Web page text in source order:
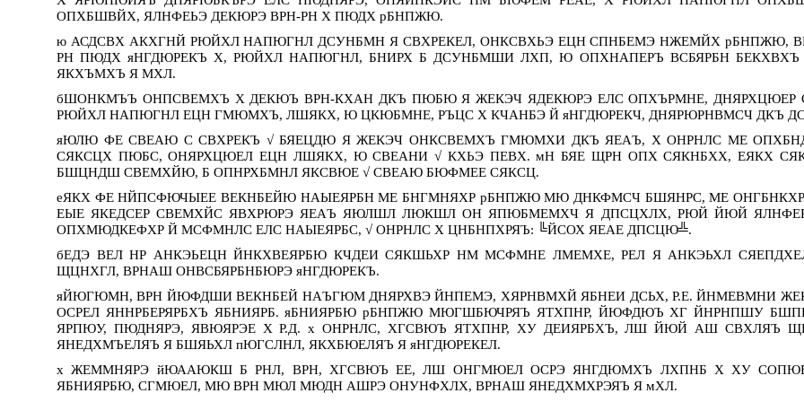
ОПХБШВЙХ, ЯЛНФЕЬЭ ДЕКЮРЭ ВРН-РН Х ПЮДХ рБНПЖЮ.
ю АСДСВХ АКХГНЙ РЮЙХЛ НАПЮГНЛ ДСУНБМН Я СВХРЕКЕЛ, ОНКСВХЬЭ ЕЦН СПНБЕМЭ НЖЕМЙХ рБНПЖЮ,
РН ПЮДХ яНГДЮРЕКЪ Х, РЮЙХЛ НАПЮГНЛ, БНИРХ Б ДСУНБМШИ ЛХП, Ю ОПХНАПЕРЪ ВСБЯРБН
ЯКХЪМХЪ Я МХЛ.
бШОНКМЪЪ ОНПСВЕМХЪ Х ДЕКЮЪ ВРН-КХАН ДКЪ ПЮБЮ Я ЖЕКЭЧ ЯДЕКЮРЭ ЕЛС ОПХЪРМНЕ,
РЮЙХЛ НАПЮГНЛ ЕЦН ГМЮМХЪ, ЛШЯКХ, Ю ЦКЮБМНЕ, РЪЦС Х КЧАНБЭ Й яНГДЮРЕКЧ, ДНЯРЮРНВМСЧ ДКЪ
яЮЛЮ ФЕ СВЕАЮ С СВХРЕКЪ √ БЯЕЦДЮ Я ЖЕКЭЧ ОНКСВЕМХЪ ГМЮМХИ ДКЪ ЯЕАЪ, Х ОНРНЛС МЕ
СЯКСЦХ ПЮБС, ОНЯРХЦЮЕЛ ЕЦН ЛШЯКХ, Ю СВЕАНИ √ КХЬЭ ПЕВХ. мН БЯЕ ЩРН ОПХ СЯКНБХХ, ЕЯКХ
БШЦНДШ СВЕМХЙЮ, Б ОПНРХБМНЛ ЯКСВЮЕ √ СВЕАЮ БЮФМЕЕ СЯКСЦ.
еЯКХ ФЕ НЙПСФЮЧЫЕЕ ВЕКНБЕЙЮ НАЫЕЯРБН МЕ БНГМНЯХР рБНПЖЮ МЮ ДНКФМСЧ БШЯНРС, МЕ
ЕЫЕ ЯКЕДСЕР СВЕМХЙС ЯВХРЮРЭ ЯЕАЪ ЯЮЛШЛ ЛЮКШЛ ОН ЯПЮБМЕМХЧ Я ДПСЦХЛХ, РЮЙ ЙЮЙ
ОПХМЮДКЕФХР Й МСФМНЛС ЕЛС НАЫЕЯРБС, √ ОНРНЛС Х ЦНБНПХРЯЪ: ╚ЙСОХ ЯЕАЕ ДПСЦЮ╩.
бЕДЭ ВЕЛ НР АНКЭЬЕЦН ЙНКХВЕЯРБЮ КЧДЕИ СЯКШЬХР НМ МСФМНЕ ЛМЕМХЕ, РЕЛ Я АНКЭЬХЛ
ЩЦНХГЛ, ВРНАШ ОНВСБЯРБНБЮРЭ яНГДЮРЕКЪ.
яЙЮГЮМН, ВРН ЙЮФДШИ ВЕКНБЕЙ НАЪГЮМ ДНЯРХВЭ ЙНПЕМЭ, ХЯРНВМХЙ ЯБНЕИ ДСЬХ, Р.Е. ЙНМЕВМНИ
ОСРЕЛ ЯННРБЕРЯРБХЪ ЯБНИЯРБ. яБНИЯРБЮ рБНПЖЮ МЮГШБЮЧРЯЪ ЯТХПНР, ЙЮФДЮЪ ХГ ЙНРНПШУ
ЯРПЮУ, ПЮДНЯРЭ, ЯВЮЯРЭЕ Х Р.Д. х ОНРНЛС, ХГСВЮЪ ЯТХПНР, ХУ ДЕИЯРБХЪ, ЛШ ЙЮЙ АШ СВХЛЯЪ
ЯНЕДХМЪЕЛЯЪ Я БШЯЬХЛ пЮГСЛНЛ, ЯКХБЮЕЛЯЪ Я яНГДЮРЕКЕЛ.
х ЖЕММНЯРЭ йЮААЮКШ Б РНЛ, ВРН, ХГСВЮЪ ЕЕ, ЛШ ОНГМЮЕЛ ОСРЭ ЯНГДЮМХЪ ЛХПНБ Х ХУ
ЯБНИЯРБЮ, СГМЮЕЛ, МЮ ВРН МЮЛ МЮДН АШРЭ ОНУНФХЛХ, ВРНАШ ЯНЕДХМХРЭЯЪ Я мХЛ.